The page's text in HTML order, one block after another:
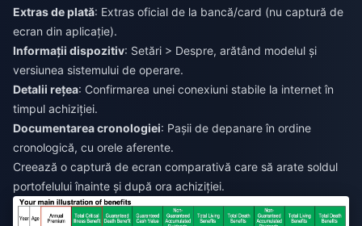
Extras de plată: Extras oficial de la bancă/card (nu captură de
ecran din aplicație).
Informații dispozitiv: Setări > Despre, arătând modelul și
versiunea sistemului de operare.
Detalii rețea: Confirmarea unei conexiuni stabile la internet în
timpul achiziției.
Documentarea cronologiei: Pașii de depanare în ordine
cronologică, cu orele aferente.
Creează o captură de ecran comparativă care să arate soldul
portofelului înainte și după ora achiziției.